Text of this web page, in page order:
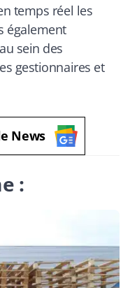
temps réel les
également
sein des
gestionnaires et
News
: